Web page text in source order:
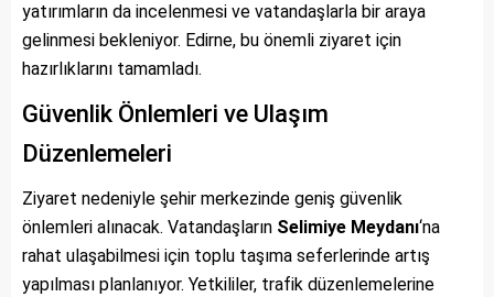
yatırımların da incelenmesi ve vatandaşlarla bir araya
gelinmesi bekleniyor. Edirne, bu önemli ziyaret için
hazırlıklarını tamamladı.
Güvenlik Önlemleri ve Ulaşım
Düzenlemeleri
Ziyaret nedeniyle şehir merkezinde geniş güvenlik
önlemleri alınacak. Vatandaşların Selimiye Meydanı‘na
rahat ulaşabilmesi için toplu taşıma seferlerinde artış
yapılması planlanıyor. Yetkililer, trafik düzenlemelerine